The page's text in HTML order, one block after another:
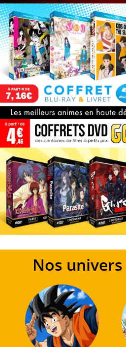
Nos univers